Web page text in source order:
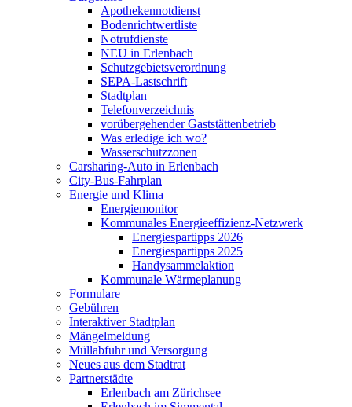
Apothekennotdienst
Bodenrichtwertliste
Notrufdienste
NEU in Erlenbach
Schutzgebietsverordnung
SEPA-Lastschrift
Stadtplan
Telefonverzeichnis
vorübergehender Gaststättenbetrieb
Was erledige ich wo?
Wasserschutzzonen
Carsharing-Auto in Erlenbach
City-Bus-Fahrplan
Energie und Klima
Energiemonitor
Kommunales Energieeffizienz-Netzwerk
Energiespartipps 2026
Energiespartipps 2025
Handysammelaktion
Kommunale Wärmeplanung
Formulare
Gebühren
Interaktiver Stadtplan
Mängelmeldung
Müllabfuhr und Versorgung
Neues aus dem Stadtrat
Partnerstädte
Erlenbach am Zürichsee